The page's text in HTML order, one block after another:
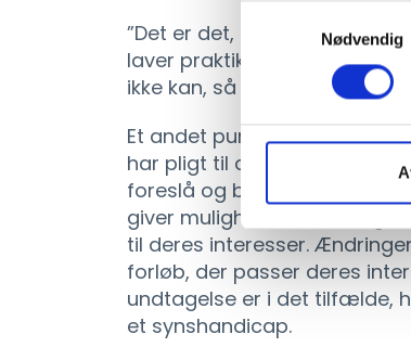
Nødvendig
”Det er det, fordi de unge
laver praktikker og
ikke kan, så de ikke bagefter
Et andet punkt i den nye
har pligt til at tilbyde den
foreslå og bevilges til, hvis
giver mulighed for at vælge
til deres interesser.
forløb, der passer deres
undtagelse er i det tilfælde,
et synshandicap.